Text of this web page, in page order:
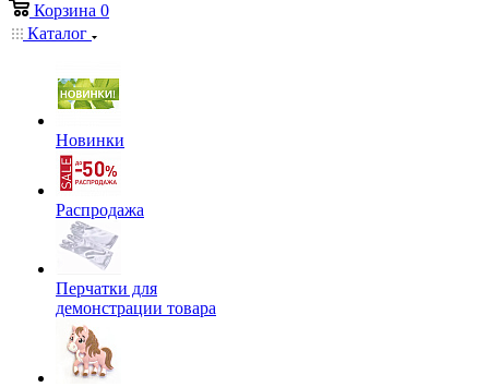
Корзина 0
Каталог
Новинки
Распродажа
Перчатки для
демонстрации товара